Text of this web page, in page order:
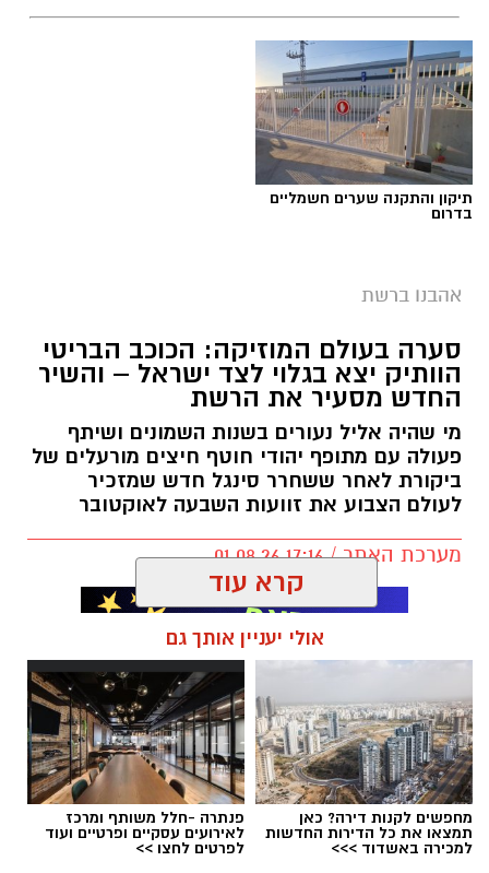
עו"ד ירום הלוי חושף את מאחורי הקלעים של
זיכוי זדורוב
מלחמת חייו על הצדק: עו"ד ירום הלוי חושף את
צפו בווידאו
בראיון מיוחד,עו"ד ירום הלוימשתף בדרך הארוכה
והמורכבת שהובילה לזיכויו ולשחרורו של
זדורוב מאישום ברצחתאיר ראדה ז"ל.הלוי מספר
כי נכנס לתיק בהתנדבות לאחר שערעוריו של
זדורוב נדחו בכל הערכאות, והקדיש כארבע שנים
ללימוד מעמיק של מאות קלסרים ודיסקים של
חומרי חקירה.
תיקון והתקנה שערים חשמליים
בדרום
אהבנו ברשת
סערה בעולם המוזיקה: הכוכב הבריטי
הוותיק יצא בגלוי לצד ישראל – והשיר
החדש מסעיר את הרשת
מי שהיה אליל נעורים בשנות השמונים ושיתף
פעולה עם מתופף יהודי חוטף חיצים מורעלים של
ביקורת לאחר ששחרר סינגל חדש שמזכיר
לעולם הצבוע את זוועות השבעה לאוקטובר
מערכת האתר / 17:16 01.08.26
תגים:בוי ג'ורג'
קרא עוד
אולי יעניין אותך גם
מחפשים לקנות דירה? כאן
תמצאו את כל הדירות החדשות
למכירה באשדוד >>>
פנתרה -חלל משותף ומרכז
לאירועים עסקיים ופרטיים ועוד
לפרטים לחצו >>